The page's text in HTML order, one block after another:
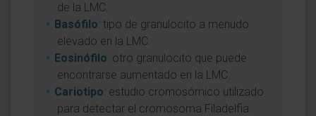
de la LMC.
Basófilo: tipo de granulocito a menudo
elevado en la LMC.
Eosinófilo: otro granulocito que puede
encontrarse aumentado en la LMC.
Cariotipo: estudio cromosómico utilizado
para detectar el cromosoma Filadelfia.